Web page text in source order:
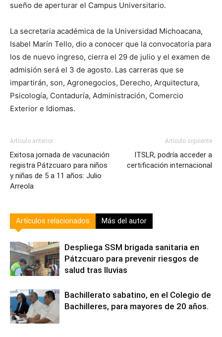
sueño de aperturar el Campus Universitario.
La secretaria académica de la Universidad Michoacana,
Isabel Marín Tello, dio a conocer que la convocatoria para
los de nuevo ingreso, cierra el 29 de julio y el examen de
admisión será el 3 de agosto. Las carreras que se
impartirán, son, Agronegocios, Derecho, Arquitectura,
Psicología, Contaduría, Administración, Comercio
Exterior e Idiomas.
Artículo anterior
Exitosa jornada de vacunación
registra Pátzcuaro para niños
y niñas de 5 a 11 años: Julio
Arreola
Artículo siguiente
ITSLR, podría acceder a
certificación internacional
Artículos relacionados Más del autor
Despliega SSM brigada sanitaria en
Pátzcuaro para prevenir riesgos de
salud tras lluvias
Bachillerato sabatino, en el Colegio de
Bachilleres, para mayores de 20 años.